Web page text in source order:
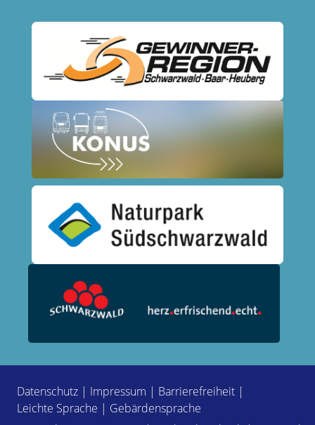
Datenschutz | Impressum | Barrierefreiheit |
Leichte Sprache | Gebärdensprache